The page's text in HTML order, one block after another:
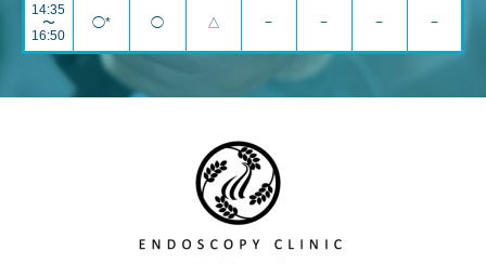
14:35
〜
16:50
◯* ◯ △ − − − −